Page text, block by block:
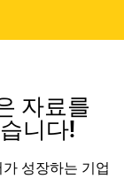
자료를
니다!
성장하는 기업